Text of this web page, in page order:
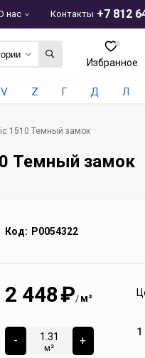
+7 812
нас Контакты
Избранное
V Z Г Д Л
1510 Темный замок
Темный замок
Код: Р0054322
2 448₽/ м²
-
м²
+
1